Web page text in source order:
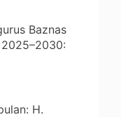
Baznas
H.